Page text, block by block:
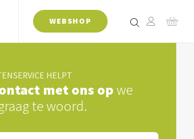
WEBSHOP
HELPT
met ons opwe
te woord.